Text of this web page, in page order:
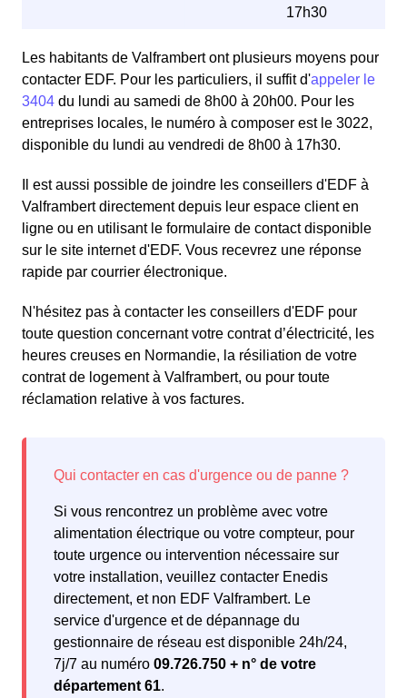
17h30
Les habitants de Valframbert ont plusieurs moyens pour
contacter EDF. Pour les particuliers, il suffit d'appeler le
3404 du lundi au samedi de 8h00 à 20h00. Pour les
entreprises locales, le numéro à composer est le 3022,
disponible du lundi au vendredi de 8h00 à 17h30.
Il est aussi possible de joindre les conseillers d'EDF à
Valframbert directement depuis leur espace client en
ligne ou en utilisant le formulaire de contact disponible
sur le site internet d'EDF. Vous recevrez une réponse
rapide par courrier électronique.
N'hésitez pas à contacter les conseillers d'EDF pour
toute question concernant votre contrat d’électricité, les
heures creuses en Normandie, la résiliation de votre
contrat de logement à Valframbert, ou pour toute
réclamation relative à vos factures.
Si vous rencontrez un problème avec votre
alimentation électrique ou votre compteur, pour
toute urgence ou intervention nécessaire sur
votre installation, veuillez contacter Enedis
directement, et non EDF Valframbert. Le
service d'urgence et de dépannage du
gestionnaire de réseau est disponible 24h/24,
7j/7 au numéro 09.726.750 + n° de votre
département 61.